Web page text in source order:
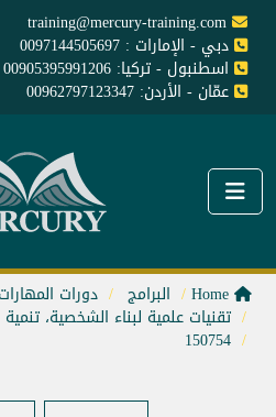
training@mercury-training.com
دبي - الإمارات : 0097144505697
اسطنبول - تركيا: 00905395991206
عمّان - الأردن: 00962797123347
البرامج دورات
تقنيات علمية لبناء الشخصية،
150754